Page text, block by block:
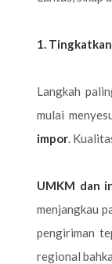
1.
Langkah
mulai
impor.
UMKM dan
menjangkau
pengiriman
regional